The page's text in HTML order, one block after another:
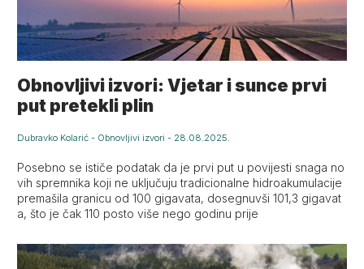
Obnovljivi izvori: Vjetar i sunce prvi
put pretekli plin
Dubravko Kolarić - Obnovljivi izvori - 28.08.2025.
Posebno se ističe podatak da je prvi put u povijesti snaga no
vih spremnika koji ne uključuju tradicionalne hidroakumulacije
premašila granicu od 100 gigavata, dosegnuvši 101,3 gigavat
a, što je čak 110 posto više nego godinu prije